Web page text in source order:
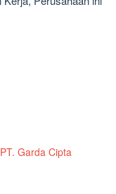
Garda Cipta